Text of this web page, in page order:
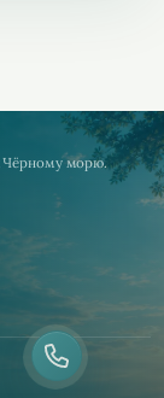
Чёрному морю.